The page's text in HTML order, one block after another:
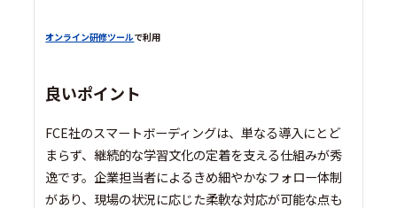
オンライン研修ツールで利用
良いポイント
FCE社のスマートボーディングは、単なる導入にとど
まらず、継続的な学習文化の定着を支える仕組みが秀
逸です。企業担当者によるきめ細やかなフォロー体制
があり、現場の状況に応じた柔軟な対応が可能な点も